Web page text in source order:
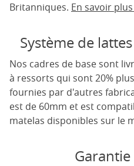
Britanniques. En savoir
Système de
Nos cadres de base sont
à ressorts qui sont 20%
fournies par d'autres
est de 60mm et est
matelas disponibles sur le